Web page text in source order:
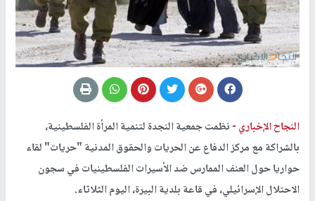
النجاح الإخباري -نظمت جمعية النجدة لتنمية المرأة الفلسطينية،
بالشراكة مع مركز الدفاع عن الحريات والحقوق المدنية "حريات" لقاء
حواريا حول العنف الممارس ضد الأسيرات الفلسطينيات في سجون
الاحتلال الإسرائيلي، في قاعة بلدية البيرة، اليوم الثلاثاء.